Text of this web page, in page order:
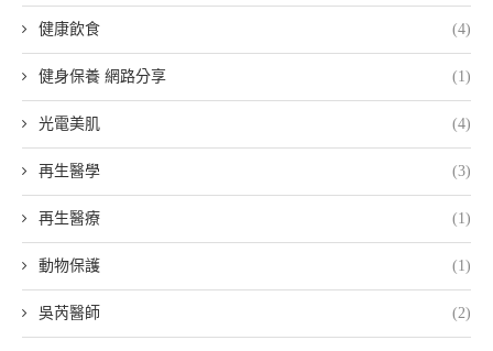
健康飲食 (4)
健身保養 網路分享 (1)
光電美肌 (4)
再生醫學 (3)
再生醫療 (1)
動物保護 (1)
吳芮醫師 (2)